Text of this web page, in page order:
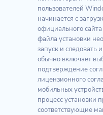
пользователей
начинается с
официального
файла установки
запуск и следовать
обычно включает
подтверждение
лицензионного
мобильных
процесс установки
соответствующие